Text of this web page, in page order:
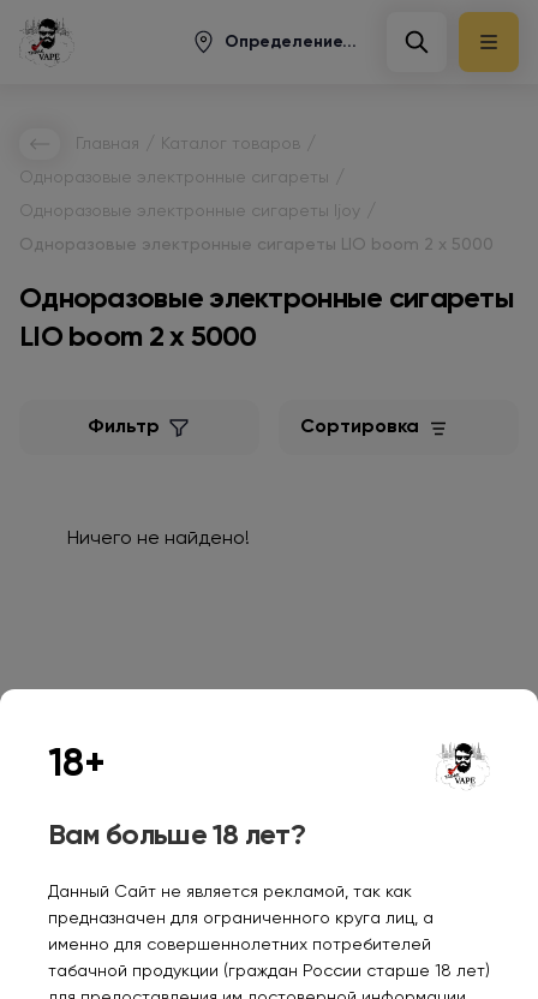
Определение...
Главная Каталог товаров
Одноразовые электронные сигареты
Одноразовые электронные сигареты Ijoy
Одноразовые электронные сигареты LIO boom 2 x 5000
Одноразовые электронные сигареты
LIO boom 2 x 5000
Фильтр Сортировка
Ничего не найдено!
FLUM GTA Малина
сауер 2%
FLUM GTA Кубинский
мохито и ром 2%
18+
Вам больше 18 лет?
Данный Сайт не является рекламой, так как
предназначен для ограниченного круга лиц, а
именно для совершеннолетних потребителей
табачной продукции (граждан России старше 18 лет)